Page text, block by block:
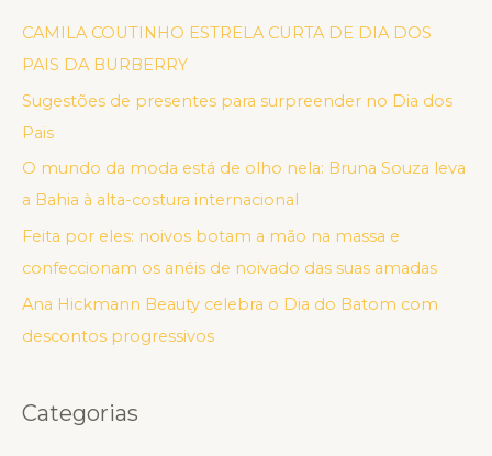
CAMILA COUTINHO ESTRELA CURTA DE DIA DOS
PAIS DA BURBERRY
Sugestões de presentes para surpreender no Dia dos
Pais
O mundo da moda está de olho nela: Bruna Souza leva
a Bahia à alta-costura internacional
Feita por eles: noivos botam a mão na massa e
confeccionam os anéis de noivado das suas amadas
Ana Hickmann Beauty celebra o Dia do Batom com
descontos progressivos
Categorias